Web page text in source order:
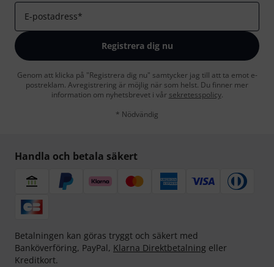
E-postadress*
Registrera dig nu
Genom att klicka på "Registrera dig nu" samtycker jag till att ta emot e-
postreklam. Avregistrering är möjlig när som helst. Du finner mer
information om nyhetsbrevet i vår sekretesspolicy.
* Nödvändig
Handla och betala säkert
Betalningen kan göras tryggt och säkert med
Banköverföring, PayPal, Klarna Direktbetalning eller
Kreditkort.